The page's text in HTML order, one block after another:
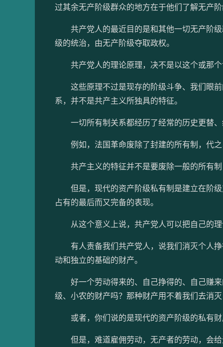
过其余无产阶级群众的地方在于他们了解无产
共产党人的最近目的是和其他一切无产阶级
级的统治，由无产阶级夺取政权。
共产党人的理论原理，决不是以这个或那个
这些原理不过是现存的阶级斗争、我们眼前
系，并不是共产主义所独具的特征。
一切所有制关系都经历了经常的历史更替、
例如，法国革命废除了封建的所有制，代之
共产主义的特征并不是要废除一般的所有制
但是，现代的资产阶级私有制是建立在阶级
占有的最后而又完备的表现。
从这个意义上说，共产党人可以把自己的理
有人责备我们共产党人，说我们消灭个人挣
动和独立的基础的财产。
好一个劳动得来的、自己挣得的、自己赚来
级、小农的财产吗？那种财产用不着我们去消
或者，你们说的是现代的资产阶级的私有财
但是，难道雇佣劳动，无产者的劳动，会给